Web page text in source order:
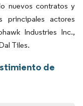
nuevos contratos y
principales actores
Industries Inc.,
Tiles.
de